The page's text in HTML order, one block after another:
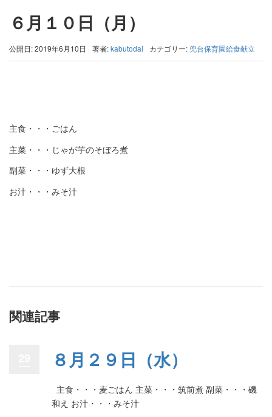
６月１０日（月）
公開日: 2019年6月10日 著者:kabutodai カテゴリー: 兜台保育園給食献立
主食・・・ごはん
主菜・・・じゃが芋のそぼろ煮
副菜・・・ゆず大根
お汁・・・みそ汁
関連記事
８月２９日（水）
主食・・・麦ごはん 主菜・・・筑前煮 副菜・・・磯
和え お汁・・・みそ汁